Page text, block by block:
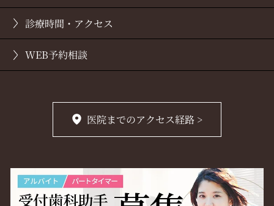
診療時間・アクセス
WEB予約相談
医院までのアクセス経路 >